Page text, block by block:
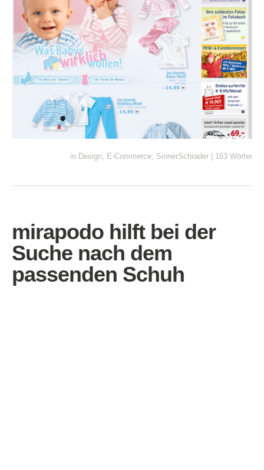
in Design E-Commerce SinnerSchrader | 163 Wörter
mirapodo hilft bei der
Suche nach dem
passenden Schuh